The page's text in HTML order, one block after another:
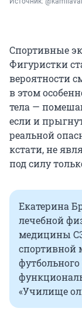
Спортивные
Фигуристки
вероятности
в этом
тела —
если и
реальной
кстати, не
под силу
Екатерина
лечебной
медицины
спортивной
«Училище